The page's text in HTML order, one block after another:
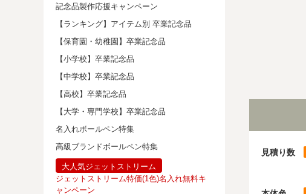
記念品製作応援キャンペーン
【ランキング】アイテム別 卒業記念品
【保育園・幼稚園】卒業記念品
【小学校】卒業記念品
【中学校】卒業記念品
【高校】卒業記念品
【大学・専門学校】卒業記念品
名入れボールペン特集
高級ブランドボールペン特集
大人気ジェットストリーム
ジェットストリーム特価(1色)名入れ無料キ
ャンペーン
見積り数